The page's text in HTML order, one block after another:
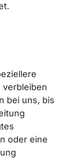
verbleiben
bei uns, bis
oder eine